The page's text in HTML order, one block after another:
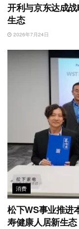
开利与京东达成
生态
2026年7月24日
消费
松下WS事业推进
寿健康人居新生态